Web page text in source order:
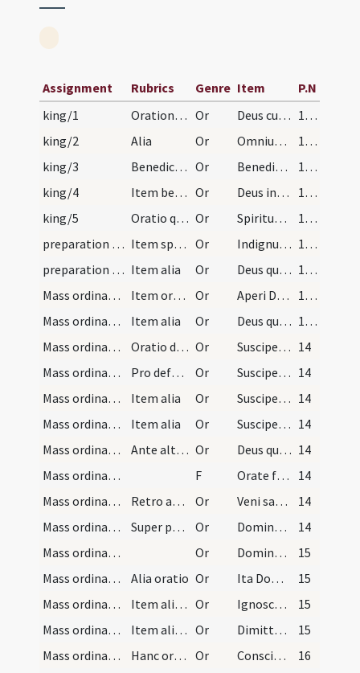
Assignment Rubrics Genre Item
P.N
king/1
Orationes ad regem benedicendum Or Deus cui omnis potestas et dignitas ... placere contendat. Per
10 (3v)
king/2
Alia Or Omnium Domine fons bonorum ... operibus comprobare. Per
10 (3v)
king/3
Benedictio super regem Or Benedic Domine hunc principem ... glorientur in regno.
10 (3v)
king/4
Item benedictio super regem et populum Or Deus inenarrabilis auctor ... in pace victores. Quod ipse
10 (3v)
king/5
Oratio qua benedixit domnus apostolicus Iohannes… Or Spiritum sanctificationis quaesumus Domine Hludouvico ... gaudia consequatur. Per ... in unitate eiusdem
10 (3v)
preparation and vesting for Mass/intention/1
Item specialis exhomologica sive apologica oratio Or Indignum me Domine esse fateor tuis sacris qui innumeris cotidie fuscor peccatis ... cuncta regenti in saecula saeculorum
13 (5r)
preparation and vesting for Mass/intention/2 Item alia Or Deus qui de indignis dignos facis de peccatoribus iustos
13 (5r)
Mass ordinary/access/1
Item oratio dum accedit sacerdos ad altare Or Aperi Domine os meum ad benedicendum nomen tuum mundaque cor meum
13 (5r)
Mass ordinary/access/2
Item alia Or Deus qui non mortem sed paenitentiam desideras peccatorum
13 (5r)
Mass ordinary/offertory/3
Oratio dum elevatur sanctum a sacerdote Or Suscipe sancta Trinitas hanc oblationem quam tibi offero in memoriam 14
Mass ordinary/offertory/4
Pro defunctis Or Suscipe sancta Trinitas hanc oblationem quam tibi offero pro animabus famulorum famularumque tuarum 14
Mass ordinary/offertory/5
Item alia Or Suscipe sancta Trinitas hanc oblationem quam tibi offerimus pro rege nostro 14
Mass ordinary/offertory/6
Item alia Or Suscipe sancta Trinitas hanc oblationem quam tibi offero pro me peccatore miserrimo 14
Mass ordinary/offertory/7
Ante altare post incensum oratio Or Deus qui es trinus et unus respice propitius per haec munera nostrae humilitatis 14
Mass ordinary/offertory
F Orate fratres ut meum pariter et vestrum in conspectu Domini acceptum sit sacrificium
14
Mass ordinary/offertory/8
Retro ad populum dicit oratio quam depet sacerdos… Or Veni sanctificator omnipotens aeterne Deus benedic
14
Mass ordinary/offertory/9
Super panem et vinum Or Domine Deus Trinitas respice propitius super haec munera
14
Mass ordinary/offertory/10
Or Domine bonitatis eximia fons pietatis et origo
15
Mass ordinary/offertory/11
Alia oratio Or Ita Domine in mensa criminis
15
Mass ordinary/offertory/12
Item alia oratio Or Ignosce Domine commaculatae vitae conscientia sordido
15
Mass ordinary/offertory/13
Item alia oratio Or Dimitte Deus quicquid per intemperantiam mordacis
15
Mass ordinary/access/14
Hanc orationem debet sacerdos dicere pro se dum a… Or Conscientia quidem trepidi omnipotens Deus ad altare tuum accedimus
16